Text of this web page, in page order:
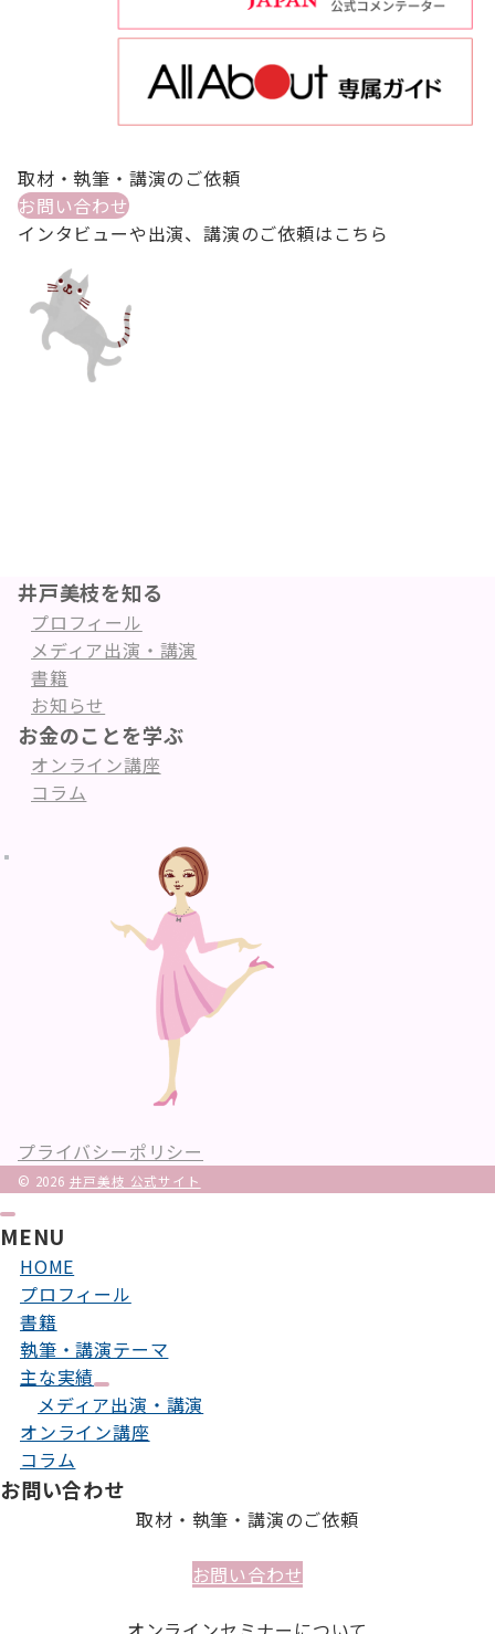
取材・執筆・講演のご依頼
お問い合わせ
インタビューや出演、講演のご依頼はこちら
井戸美枝を知る
プロフィール
メディア出演・講演
書籍
お知らせ
お金のことを学ぶ
オンライン講座
コラム
プライバシーポリシー
© 2026 井戸美枝 公式サイト
MENU
HOME
プロフィール
書籍
執筆・講演テーマ
主な実績
メディア出演・講演
オンライン講座
コラム
お問い合わせ
取材・執筆・講演のご依頼
お問い合わせ